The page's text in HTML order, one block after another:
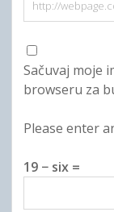
Sačuvaj moje
browseru za
Please enter
19 − six =